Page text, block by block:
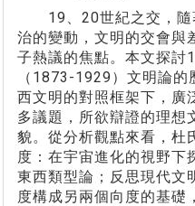
19、20世紀之交，隨
治的變動，文明的交會與
子熱議的焦點。本文探討
（1873-1929）文明論
西文明的對照框架下，廣
多議題，所欲辯證的理想
貌。從分析觀點來看，杜
度：在宇宙進化的視野下
東西類型論；反思現代文
度構成另兩個向度的基礎